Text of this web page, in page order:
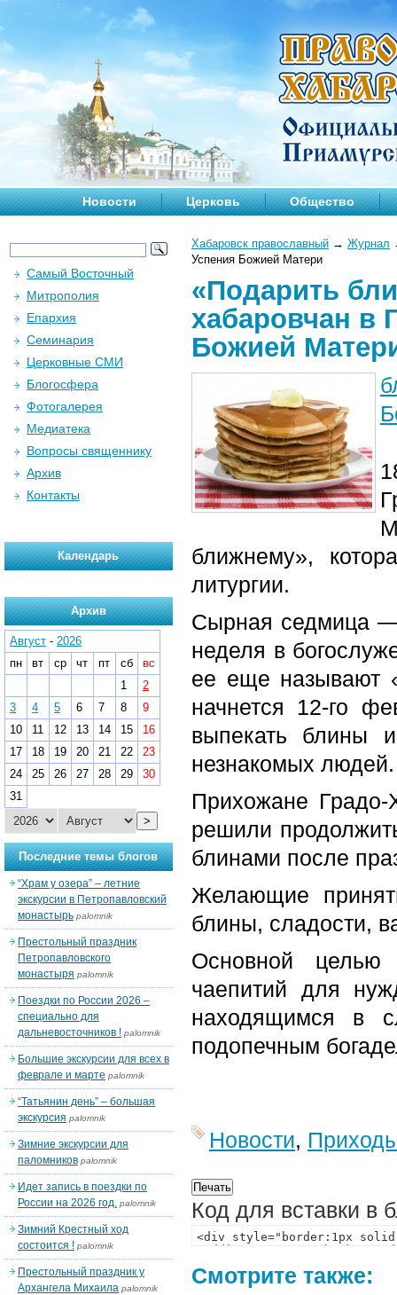
Новости Церковь Общество
Хабаровск православный → Журнал
Успения Божией Матери
«Подарить
хабаровчан в
Божией
ближнему»,
литургии.
Сырная седмица —
неделя в
ее еще называют
начнется 12-го
выпекать блины
незнакомых людей.
Прихожане Градо-
решили
блинами после
Желающие
блины, сладости,
Основной целью
чаепитий для
находящимся в
подопечным
Новости,
Код для вставки в
Смотрите также:
Самый Восточный
Митрополия
Епархия
Семинария
Церковные СМИ
Блогосфера
Фотогалерея
Медиатека
Вопросы священнику
Архив
Контакты
Календарь
Архив
Август - 2026
пн
вт ср чт пт сб
вс
1
2
3
4 5 6 7 8
9
10
11 12 13 14 15
16
17
18 19 20 21 22
23
24
25 26 27 28 29
30
31
>
Последние темы блогов
“Храм у озера” – летние
экскурсии в Петропавловский
монастырь palomnik
Престольный праздник
Петропавловского
монастыря palomnik
Поездки по России 2026 –
специально для
дальневосточников ! palomnik
Большие экскурсии для всех в
феврале и марте palomnik
“Татьянин день” – большая
экскурсия palomnik
Зимние экскурсии для
паломников palomnik
Идет запись в поездки по
России на 2026 год. palomnik
Зимний Крестный ход
состоится ! palomnik
Престольный праздник у
Архангела Михаила palomnik